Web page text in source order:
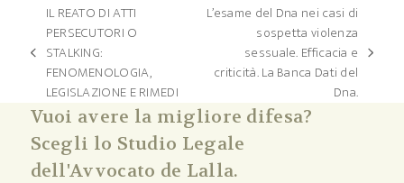
post
precedente:
IL REATO DI ATTI
PERSECUTORI O
STALKING:
FENOMENOLOGIA,
LEGISLAZIONE E RIMEDI
successivo:
L’esame del Dna nei casi di
sospetta violenza
sessuale. Efficacia e
criticità. La Banca Dati del
Dna.
Vuoi avere la migliore difesa?
Scegli lo Studio Legale
dell'Avvocato de Lalla.